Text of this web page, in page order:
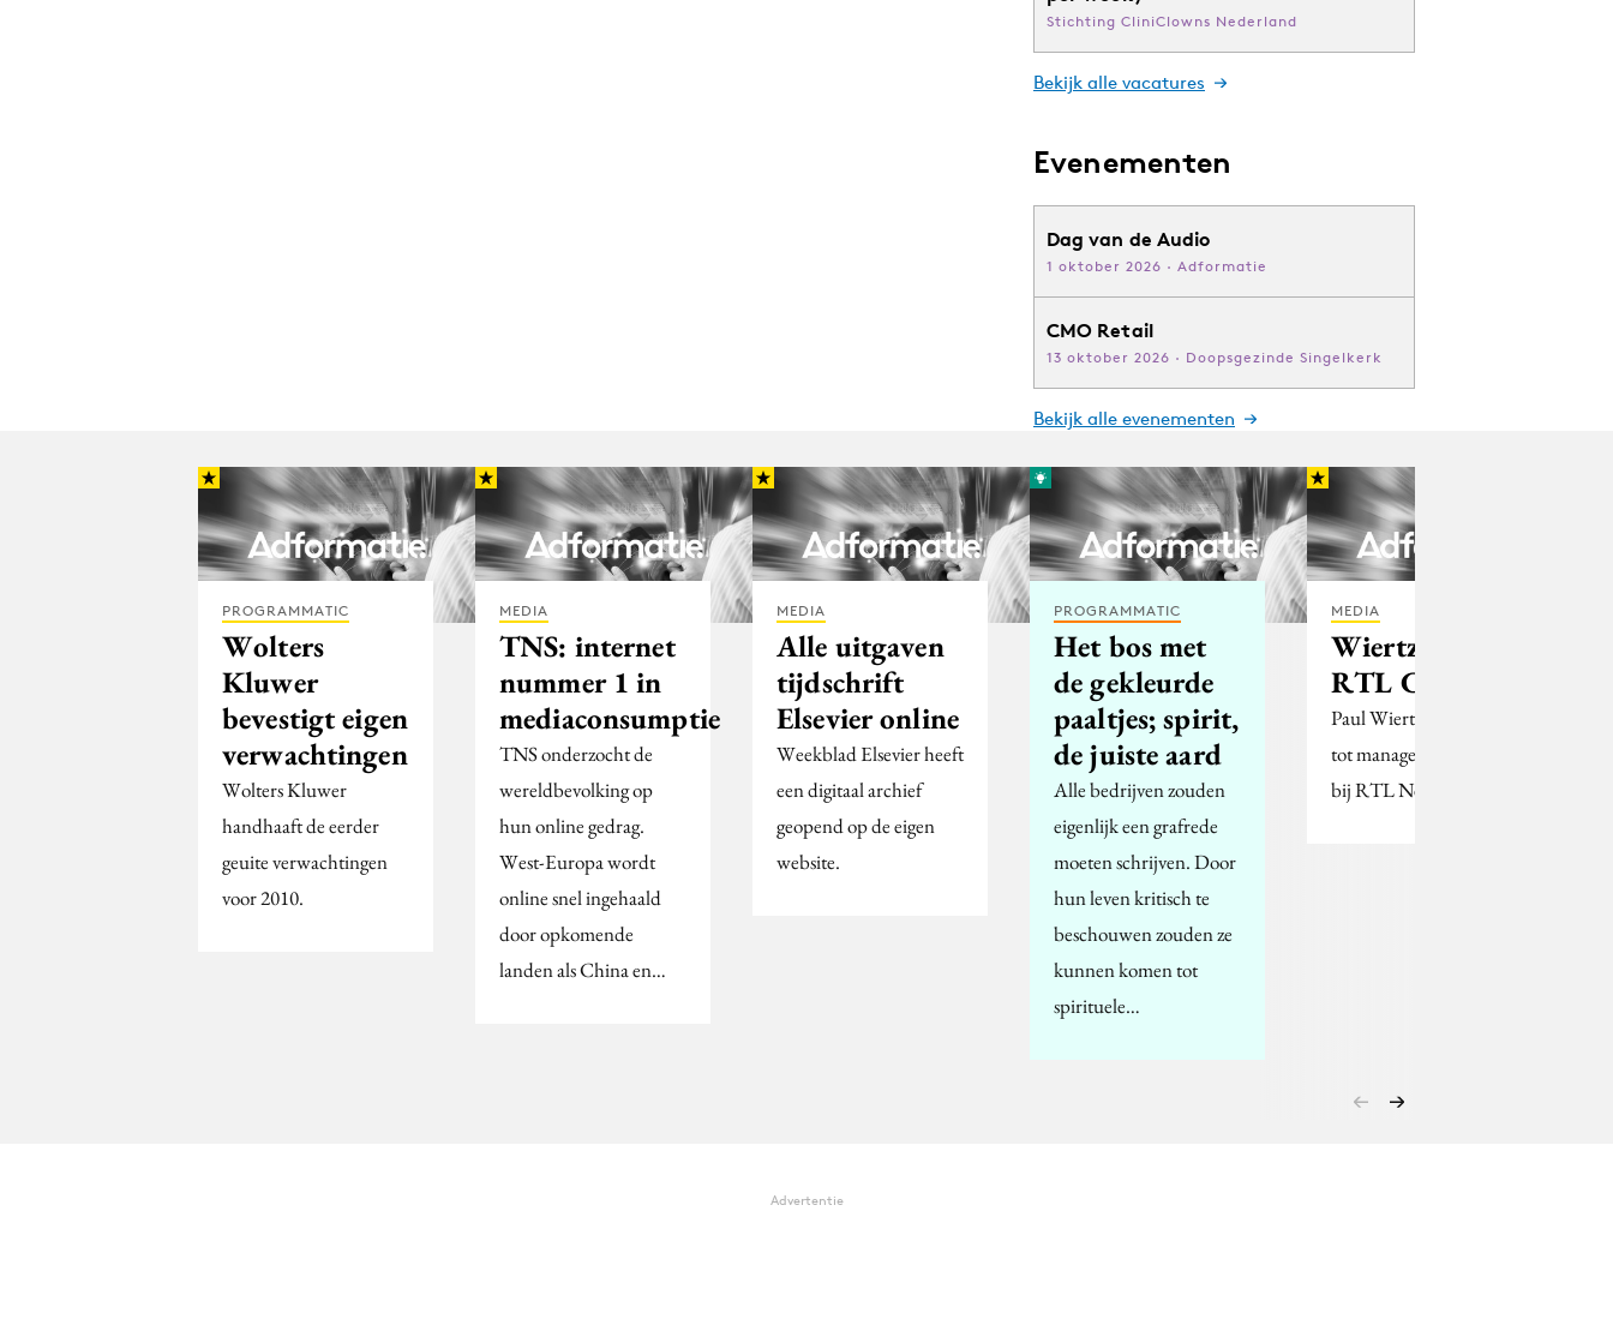
Stichting CliniClowns Nederland
Bekijk alle vacatures
Evenementen
Dag van de Audio
1 oktober 2026 · Adformatie
CMO Retail
13 oktober 2026 · Doopsgezinde Singelkerk
Bekijk alle evenementen
PROGRAMMATIC
Wolters
Kluwer
bevestigt eigen
verwachtingen
Wolters Kluwer
handhaaft de eerder
geuite verwachtingen
voor 2010.
MEDIA
TNS: internet
nummer 1 in
mediaconsumptie
TNS onderzocht de
wereldbevolking op
hun online gedrag.
West-Europa wordt
online snel ingehaald
door opkomende
landen als China en…
MEDIA
Alle uitgaven
tijdschrift
Elsevier online
Weekblad Elsevier heeft
een digitaal archief
geopend op de eigen
website.
PROGRAMMATIC
Het bos met
de gekleurde
paaltjes; spirit,
de juiste aard
Alle bedrijven zouden
eigenlijk een grafrede
moeten schrijven. Door
hun leven kritisch te
beschouwen zouden ze
kunnen komen tot
spirituele…
MEDIA
Wiertz leidt
RTL Couverts
Paul Wiertz is benoemd
tot manager Couverts
bij RTL Nederland.
Advertentie